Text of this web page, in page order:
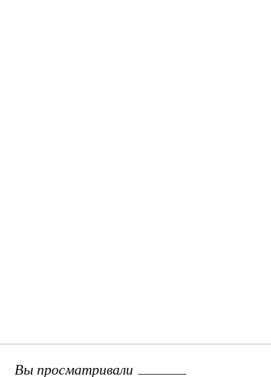
Вы просматривали